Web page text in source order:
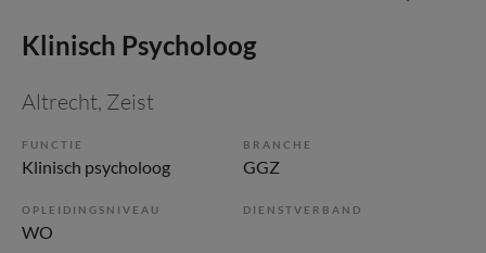
Klinisch Psycholoog
Altrecht, Zeist
FUNCTIE
Klinisch psycholoog
BRANCHE
GGZ
OPLEIDINGSNIVEAU
WO
DIENSTVERBAND